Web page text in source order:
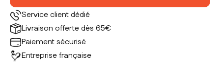
Service client dédié
Livraison offerte dès 65€
Paiement sécurisé
Entreprise française